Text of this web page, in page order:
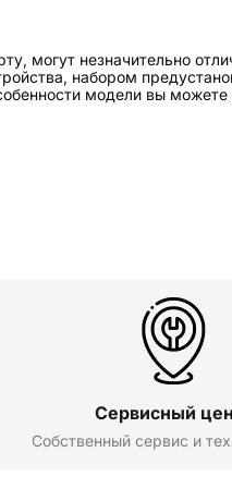
могут незначительно
набором
модели вы
Сервисный
Собственный сервис и